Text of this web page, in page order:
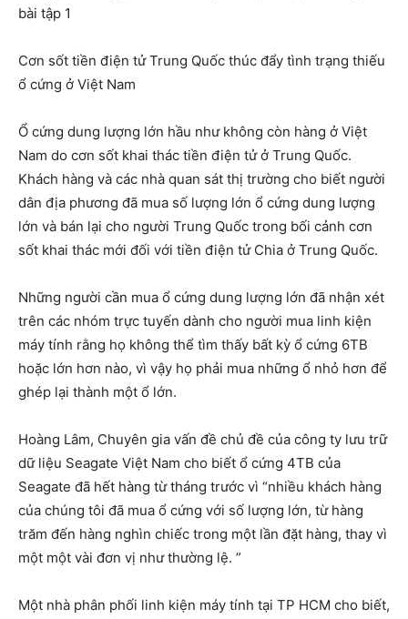
bài tập 1
Cơn sốt tiền điện tử Trung Quốc thúc đẩy tình trạng thiếu
ổ cứng ở Việt Nam
Ổ cứng dung lượng lớn hầu như không còn hàng ở Việt
Nam do cơn sốt khai thác tiền điện tử ở Trung Quốc.
Khách hàng và các nhà quan sát thị trường cho biết người
dân địa phương đã mua số lượng lớn ổ cứng dung lượng
lớn và bán lại cho người Trung Quốc trong bối cảnh cơn
sốt khai thác mới đối với tiền điện tử Chia ở Trung Quốc.
Những người cần mua ổ cứng dung lượng lớn đã nhận xét
trên các nhóm trực tuyến dành cho người mua linh kiện
máy tính rằng họ không thể tìm thấy bất kỳ ổ cứng 6TB
hoặc lớn hơn nào, vì vậy họ phải mua những ổ nhỏ hơn để
ghép lại thành một ổ lớn.
Hoàng Lâm, Chuyên gia vấn đề chủ đề của công ty lưu trữ
dữ liệu Seagate Việt Nam cho biết ổ cứng 4TB của
Seagate đã hết hàng từ tháng trước vì “nhiều khách hàng
của chúng tôi đã mua ổ cứng với số lượng lớn, từ hàng
trăm đến hàng nghìn chiếc trong một lần đặt hàng, thay vì
một một vài đơn vị như thường lệ. ”
Một nhà phân phối linh kiện máy tính tại TP HCM cho biết,